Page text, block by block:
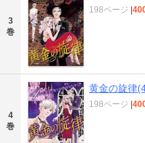
3
巻
198ページ
4
巻
黄金の旋律
198ページ